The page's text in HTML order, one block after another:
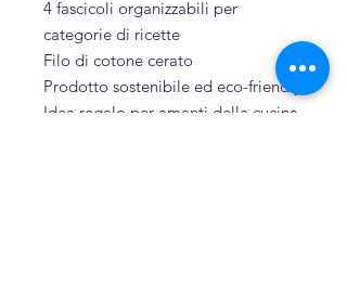
4 fascicoli organizzabili per
categorie di ricette
Filo di cotone cerato
Prodotto sostenibile ed eco-friendly
Idea regalo per amanti della cucina